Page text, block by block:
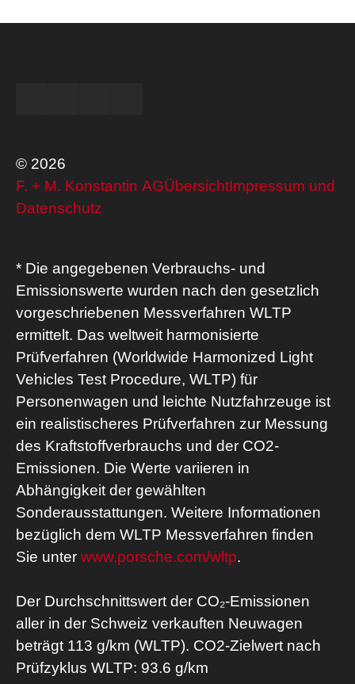
© 2026
F. + M. Konstantin AGÜbersichtImpressum und
Datenschutz
* Die angegebenen Verbrauchs- und
Emissionswerte wurden nach den gesetzlich
vorgeschriebenen Messverfahren WLTP
ermittelt. Das weltweit harmonisierte
Prüfverfahren (Worldwide Harmonized Light
Vehicles Test Procedure, WLTP) für
Personenwagen und leichte Nutzfahrzeuge ist
ein realistischeres Prüfverfahren zur Messung
des Kraftstoffverbrauchs und der CO2-
Emissionen. Die Werte variieren in
Abhängigkeit der gewählten
Sonderausstattungen. Weitere Informationen
bezüglich dem WLTP Messverfahren finden
Sie unter www.porsche.com/wltp.
Der Durchschnittswert der CO₂-Emissionen
aller in der Schweiz verkauften Neuwagen
beträgt 113 g/km (WLTP). CO2-Zielwert nach
Prüfzyklus WLTP: 93.6 g/km